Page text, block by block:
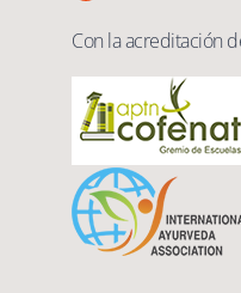
info@vitaveda.es
Con la acreditación de: